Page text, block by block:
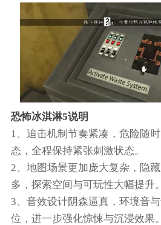
恐怖冰淇淋5说明
1、追击机制节奏紧凑，危险随
态，全程保持紧张刺激状态。
2、地图场景更加庞大复杂，隐
多，探索空间与可玩性大幅提升。
3、音效设计阴森逼真，环境音
位，进一步强化惊悚与沉浸效果。